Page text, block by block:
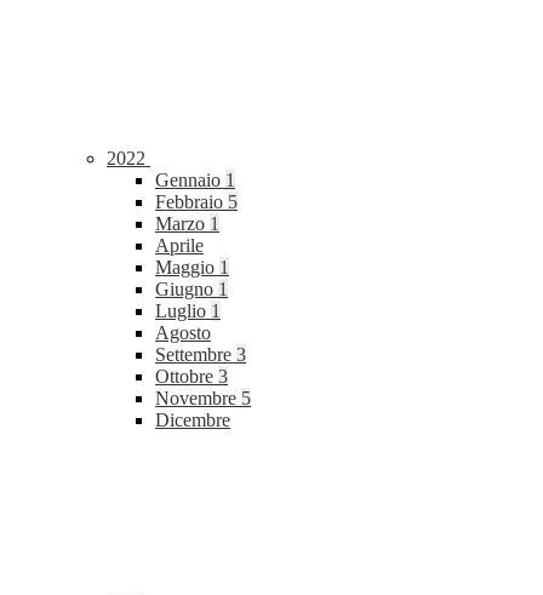
2022
Gennaio 1
Febbraio 5
Marzo 1
Aprile
Maggio 1
Giugno 1
Luglio 1
Agosto
Settembre 3
Ottobre 3
Novembre 5
Dicembre